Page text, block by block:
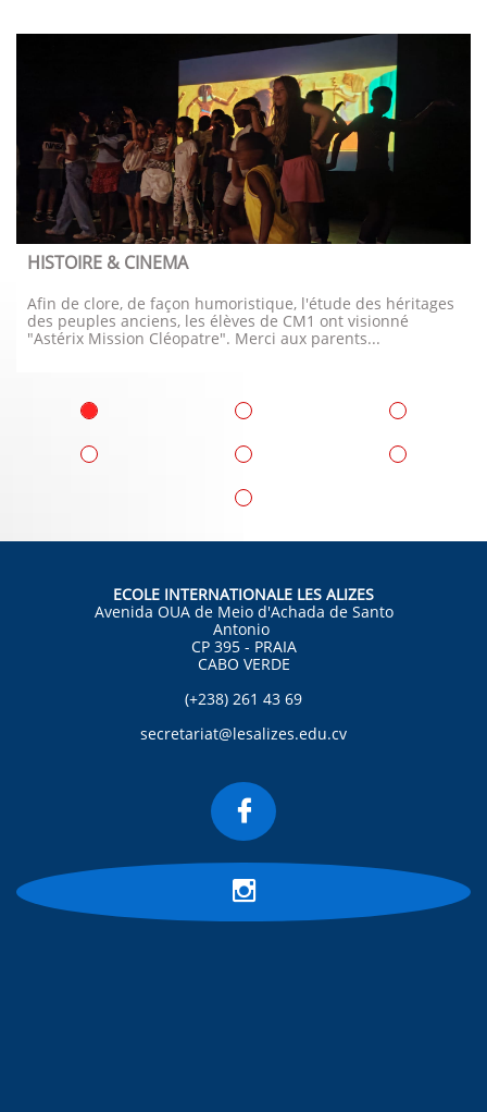
HISTOIRE & CINEMA
Afin de clore, de façon humoristique, l'étude des héritages
des peuples anciens, les élèves de CM1 ont visionné
"Astérix Mission Cléopatre". Merci aux parents...
ECOLE INTERNATIONALE LES ALIZES
Avenida OUA de Meio d'Achada de Santo
Antonio
CP 395 - PRAIA
CABO VERDE
(+238) 261 43 69
secretariat@lesalizes.edu.cv

